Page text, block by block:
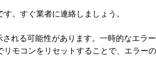
。すぐ業者に連絡しましょう。
れる可能性があります。一時的なエラ
モコンをリセットすることで、エラー